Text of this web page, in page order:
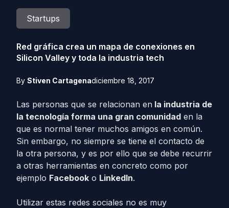
Startups
Red gráfica crea un mapa de conexiones en
Silicon Valley y toda la industria tech
By Stiven Cartagenadiciembre 18, 2017
Las personas que se relacionan en la industria de
la tecnología forma una gran comunidad en la
que es normal tener muchos amigos en común.
Sin embargo, no siempre se tiene el contacto de
la otra persona, y es por ello que se debe recurrir
a otras herramientas en concreto como por
ejemplo Facebook o LinkedIn.
Utilizar estas redes sociales no es muy